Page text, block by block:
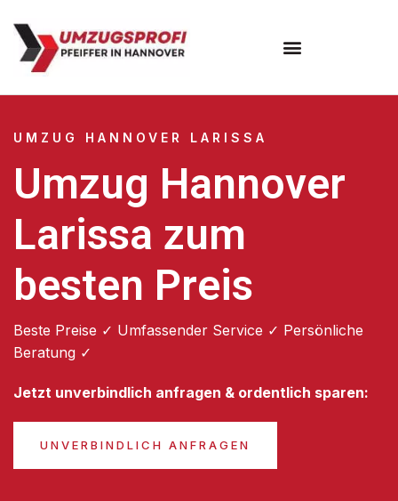
UMZUG HANNOVER LARISSA
Umzug Hannover
Larissa zum
besten Preis
Beste Preise ✓ Umfassender Service ✓ Persönliche
Beratung ✓
Jetzt unverbindlich anfragen & ordentlich sparen:
UNVERBINDLICH ANFRAGEN